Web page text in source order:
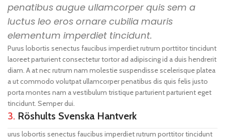
penatibus augue ullamcorper quis sem a
luctus leo eros ornare cubilia mauris
elementum imperdiet tincidunt.
Purus lobortis senectus faucibus imperdiet rutrum porttitor tincidunt
laoreet parturient consectetur tortor ad adipiscing id a duis hendrerit
diam. A at nec rutrum nam molestie suspendisse scelerisque platea
a ut commodo volutpat ullamcorper penatibus dis quis felis justo
porta montes nam a vestibulum tristique parturient parturient eget
tincidunt. Semper dui.
3. Röshults Svenska Hantverk
urus lobortis senectus faucibus imperdiet rutrum porttitor tincidunt